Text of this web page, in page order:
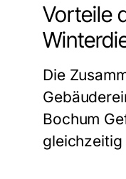
Vorteile
Die
Bochum